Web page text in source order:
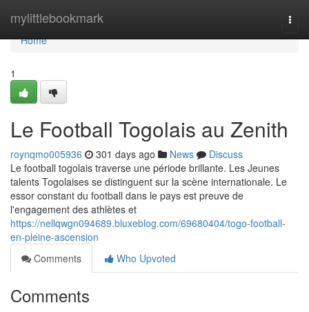
mylittlebookmark
Home
Home
1
Le Football Togolais au Zenith
roynqmo005936 301 days ago News
Discuss
Le football togolais traverse une période brillante. Les Jeunes
talents Togolaises se distinguent sur la scène internationale. Le
essor constant du football dans le pays est preuve de
l'engagement des athlètes et
https://nellqwgn094689.bluxeblog.com/69680404/togo-football-
en-pleine-ascension
Comments
Who Upvoted
Comments